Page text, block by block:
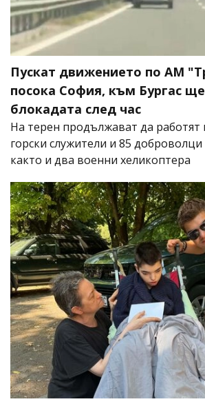
Пускат движението по АМ
посока София, към Бургас
блокадата след час
На терен продължават да
горски служители и 85
както и два военни хеликоптера